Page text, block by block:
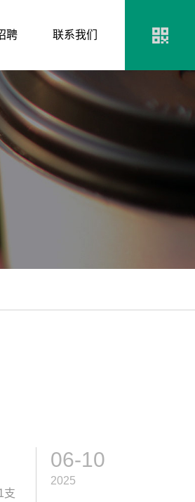
聘 联系我们
支
06-10
2025